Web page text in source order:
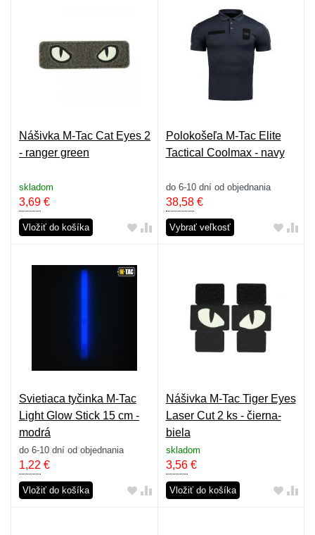
Nášivka M-Tac Cat Eyes 2
- ranger green
skladom
3,69 €
Vložiť do košíka
Polokošeľa M-Tac Elite
Tactical Coolmax - navy
do 6-10 dní od objednania
38,58€
Vybrať veľkosť
Svietiaca tyčinka M-Tac
Light Glow Stick 15 cm -
modrá
do 6-10 dní od objednania
1,22 €
Vložiť do košíka
Nášivka M-Tac Tiger Eyes
Laser Cut 2 ks - čierna-
biela
skladom
3,56€
Vložiť do košíka